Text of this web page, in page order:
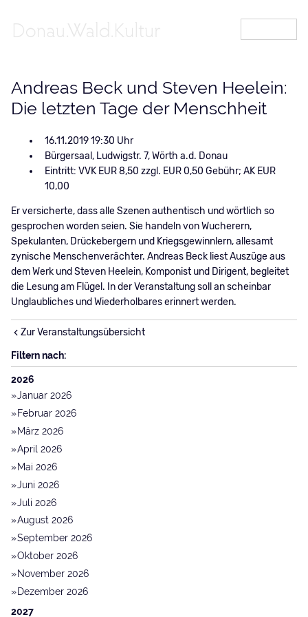
Andreas Beck und Steven Heelein:
Die letzten Tage der Menschheit
16.11.2019 19:30
Bürgersaal, Ludwigstr. 7, Wörth a.d. Donau
Eintritt: VVK EUR 8,50 zzgl. EUR 0,50 Gebühr; AK EUR
10,00
Er versicherte, dass alle Szenen authentisch und wörtlich so
gesprochen worden seien. Sie handeln von Wucherern,
Spekulanten, Drückebergern und Kriegsgewinnlern, allesamt
zynische Menschenverächter. Andreas Beck liest Auszüge aus
dem Werk und Steven Heelein, Komponist und Dirigent, begleitet
die Lesung am Flügel. In der Veranstaltung soll an scheinbar
Unglaubliches und Wiederholbares erinnert werden.
Zur Veranstaltungsübersicht
Filtern nach:
2026
Januar 2026
Februar 2026
März 2026
April 2026
Mai 2026
Juni 2026
Juli 2026
August 2026
September 2026
Oktober 2026
November 2026
Dezember 2026
2027